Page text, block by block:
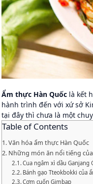
Ẩm thực Hàn Quốc là kết
hành trình đến với xứ sở
tại đây thì chưa là một
Table of Contents
Văn hóa ẩm thực Hàn Quốc
Những món ăn nổi tiếng
Cua ngâm xì dầu Ganjang
Bánh gạo Tteokbokki của
Cơm cuốn Gimbap